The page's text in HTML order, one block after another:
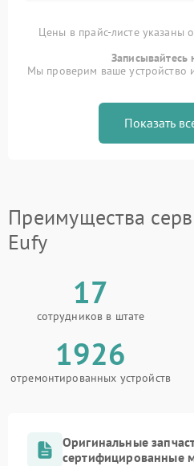
Цены в прайс-листе указаны
Записывайтесь
Мы проверим ваше устройство
Показать
Преимущества
Eufy
17
сотрудников в штате
1926
отремонтированных устройств
Оригинальные
сертифицированные